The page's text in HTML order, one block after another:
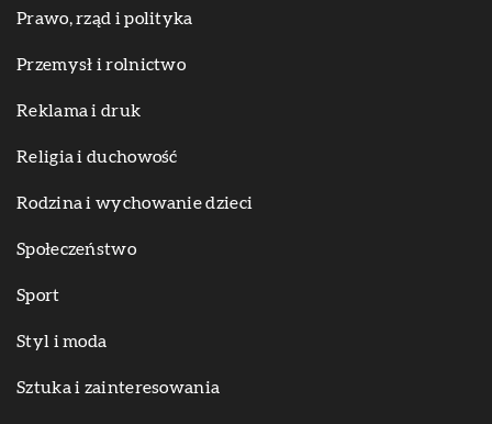
Prawo, rząd i polityka
Przemysł i rolnictwo
Reklama i druk
Religia i duchowość
Rodzina i wychowanie dzieci
Społeczeństwo
Sport
Styl i moda
Sztuka i zainteresowania